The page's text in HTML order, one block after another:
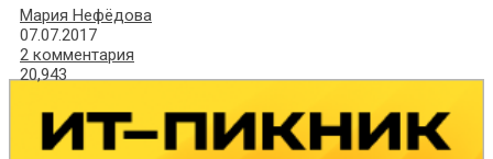
Мария Нефёдова
07.07.2017
2 комментария
20,943